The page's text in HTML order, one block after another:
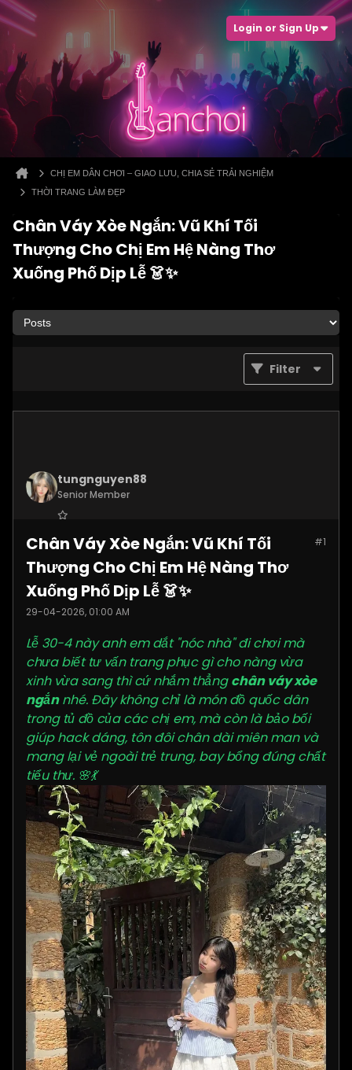
Login or Sign Up
CHỊ EM DÂN CHƠI – GIAO LƯU, CHIA SẺ TRẢI NGHIỆM
THỜI TRANG LÀM ĐẸP
Chân Váy Xòe Ngắn: Vũ Khí Tối
Thượng Cho Chị Em Hệ Nàng Thơ
Xuống Phố Dịp Lễ 👗✨
Filter
tungnguyen88
Senior Member
Posts:3619 #1
Chân Váy Xòe Ngắn: Vũ Khí Tối
Thượng Cho Chị Em Hệ Nàng Thơ
Xuống Phố Dịp Lễ 👗✨
29-04-2026, 01:00 AM
Lễ 30-4 này anh em dắt "nóc nhà" đi chơi mà
chưa biết tư vấn trang phục gì cho nàng vừa
xinh vừa sang thì cứ nhắm thẳngchân váy xòe
ngắnnhé. Đây không chỉ là món đồ quốc dân
trong tủ đồ của các chị em, mà còn là bảo bối
giúp hack dáng, tôn đôi chân dài miên man và
mang lại vẻ ngoài trẻ trung, bay bổng đúng chất
tiểu thư. 🌸💃